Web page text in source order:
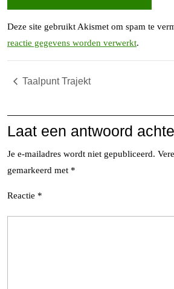
Deze site gebruikt Akismet om spam te
reactie gegevens worden verwerkt.
Taalpunt Trajekt
Laat een antwoord
Je e-mailadres wordt niet gepubliceerd.
gemarkeerd met *
Reactie *